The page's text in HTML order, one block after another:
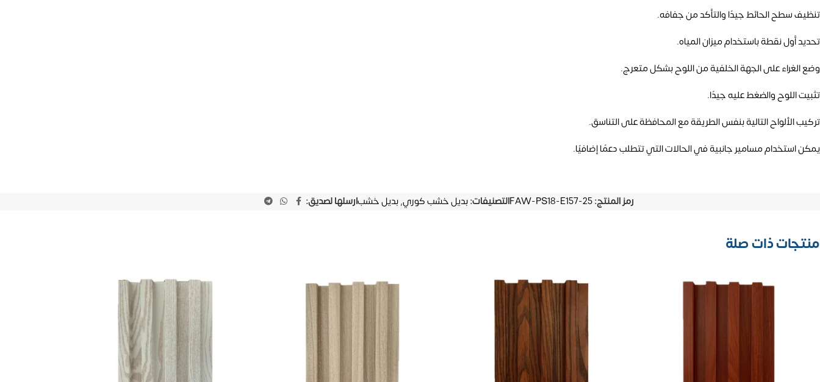
تنظيف سطح الحائط جيدًا والتأكد من جفافه.
تحديد أول نقطة باستخدام ميزان المياه.
وضع الغراء على الجهة الخلفية من اللوح بشكل متعرج.
تثبيت اللوح والضغط عليه جيدًا.
تركيب الألواح التالية بنفس الطريقة مع المحافظة على التناسق.
يمكن استخدام مسامير جانبية في الحالات التي تتطلب دعمًا إضافيًا.
رمز المنتج:FAW-PS18-E157-25التصنيفات:بديل خشب كوري,بديل خشبارسلها لصديق:
منتجات ذات صلة